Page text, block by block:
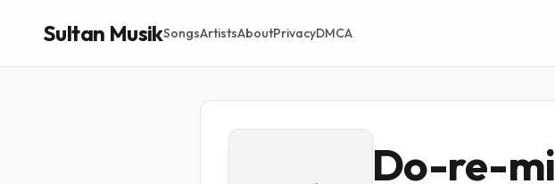
Sultan MusikSongsArtistsAboutPrivacyDMCA
Do-re-mi